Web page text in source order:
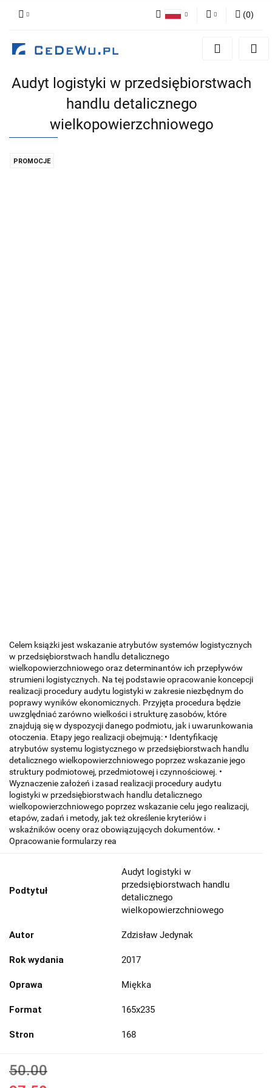
Zaloguj się
Dodaj zgłoszenie
Zgody cookies
(0)
Audyt logistyki w przedsiębiorstwach
handlu detalicznego
wielkopowierzchniowego
PROMOCJE
Celem książki jest wskazanie atrybutów systemów logistycznych
w przedsiębiorstwach handlu detalicznego
wielkopowierzchniowego oraz determinantów ich przepływów
strumieni logistycznych. Na tej podstawie opracowanie koncepcji
realizacji procedury audytu logistyki w zakresie niezbędnym do
poprawy wyników ekonomicznych. Przyjęta procedura będzie
uwzględniać zarówno wielkości i strukturę zasobów, które
znajdują się w dyspozycji danego podmiotu, jak i uwarunkowania
otoczenia. Etapy jego realizacji obejmują: • Identyfikację
atrybutów systemu logistycznego w przedsiębiorstwach handlu
detalicznego wielkopowierzchniowego poprzez wskazanie jego
struktury podmiotowej, przedmiotowej i czynnościowej. •
Wyznaczenie założeń i zasad realizacji procedury audytu
logistyki w przedsiębiorstwach handlu detalicznego
wielkopowierzchniowego poprzez wskazanie celu jego realizacji,
etapów, zadań i metody, jak też określenie kryteriów i
wskaźników oceny oraz obowiązujących dokumentów. •
Opracowanie formularzy rea
Podtytuł
Audyt logistyki w
przedsiębiorstwach handlu
detalicznego
wielkopowierzchniowego
Autor Zdzisław Jedynak
Rok wydania 2017
Oprawa Miękka
Format 165x235
Stron 168
50.00